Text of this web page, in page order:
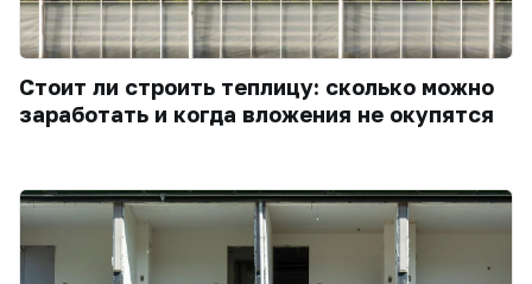
Стоит ли строить теплицу: сколько можно
заработать и когда вложения не окупятся